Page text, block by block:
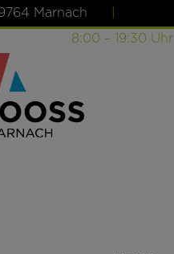
Marnach
8:00 – 19:30 Uhr